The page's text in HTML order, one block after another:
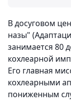
В досуговом
назы"
занимается 80
кохлеарной
Его главная
кохлеарными
пониженным